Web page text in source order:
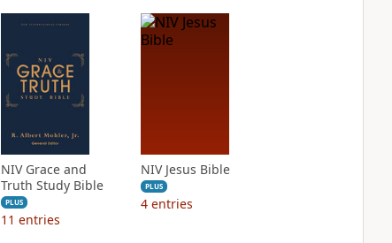
NIV Grace and
Truth Study Bible
PLUS
11 entries
NIV Jesus Bible
PLUS
4 entries